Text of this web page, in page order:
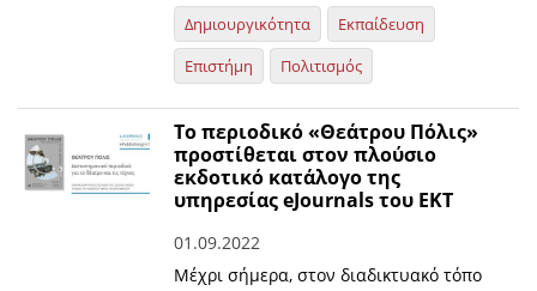
Δημιουργικότητα
Εκπαίδευση
Επιστήμη
Πολιτισμός
Το περιοδικό «Θεάτρου Πόλις»
προστίθεται στον πλούσιο
εκδοτικό κατάλογο της
υπηρεσίας eJournals του ΕΚΤ
01.09.2022
Μέχρι σήμερα, στον διαδικτυακό τόπο